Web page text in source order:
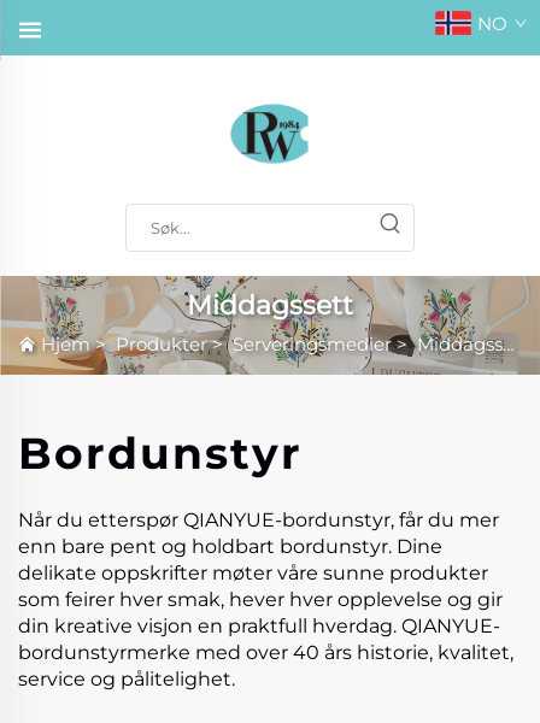
NO
Middagssett
Hjem>Produkter>Serveringsmedier>Middagssett
Bordunstyr
Når du etterspør QIANYUE-bordunstyr, får du mer
enn bare pent og holdbart bordunstyr. Dine
delikate oppskrifter møter våre sunne produkter
som feirer hver smak, hever hver opplevelse og gir
din kreative visjon en praktfull hverdag. QIANYUE-
bordunstyrmerke med over 40 års historie, kvalitet,
service og pålitelighet.